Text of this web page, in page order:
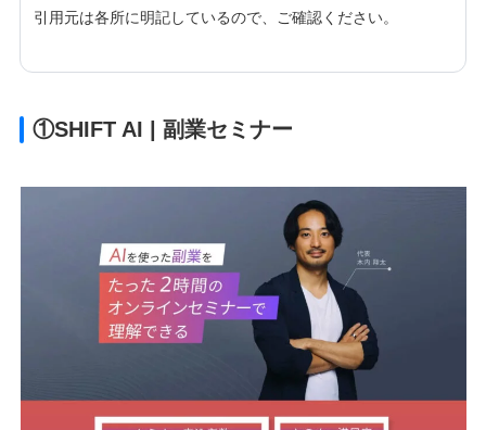
引用元は各所に明記しているので、ご確認ください。
①SHIFT AI | 副業セミナー